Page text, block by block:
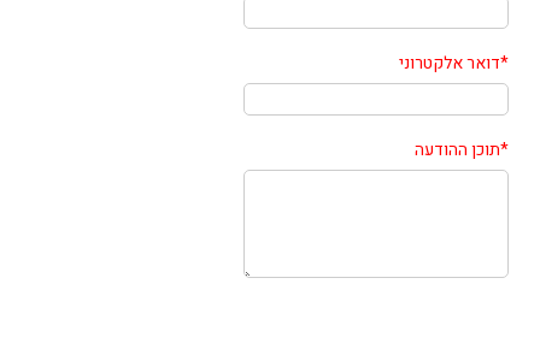
*דואר אלקטרוני
*תוכן ההודעה